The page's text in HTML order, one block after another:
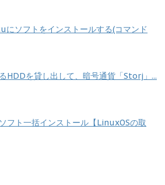
ソフトをインストールする(コマンド
HDDを貸し出して、暗号通貨「Storj」...
フト一括インストール【LinuxOSの取